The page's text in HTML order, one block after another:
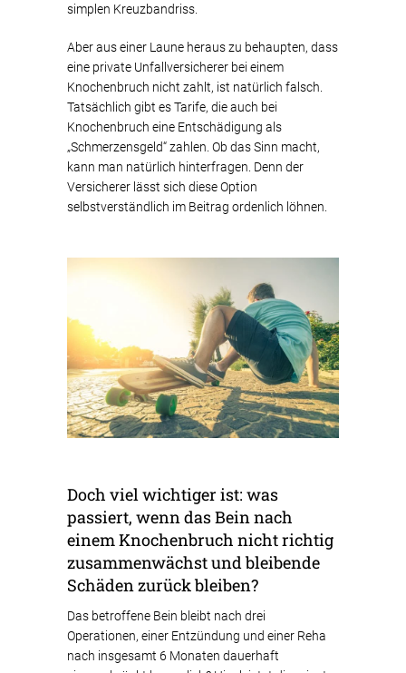
simplen Kreuzbandriss.
Aber aus einer Laune heraus zu behaupten, dass
eine private Unfallversicherer bei einem
Knochenbruch nicht zahlt, ist natürlich falsch.
Tatsächlich gibt es Tarife, die auch bei
Knochenbruch eine Entschädigung als
„Schmerzensgeld“ zahlen. Ob das Sinn macht,
kann man natürlich hinterfragen. Denn der
Versicherer lässt sich diese Option
selbstverständlich im Beitrag ordenlich löhnen.
Doch viel wichtiger ist: was
passiert, wenn das Bein nach
einem Knochenbruch nicht richtig
zusammenwächst und bleibende
Schäden zurück bleiben?
Das betroffene Bein bleibt nach drei
Operationen, einer Entzündung und einer Reha
nach insgesamt 6 Monaten dauerhaft